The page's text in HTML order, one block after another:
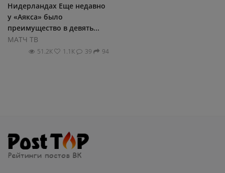
Нидерландах Еще недавно
у «Аякса» было
преимущество в девять...
МАТЧ ТВ
51.2К 1.1К 39 94